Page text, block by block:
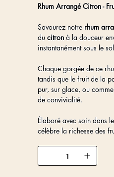
Rhum Arrangé Citron -
Savourez notre rhum
du citronà la douceur
instantanément sous le
Chaque gorgée de ce
tandis que le fruit de la
pur, sur glace, ou
de convivialité.
Élaboré avec soin dans
célèbre la richesse des